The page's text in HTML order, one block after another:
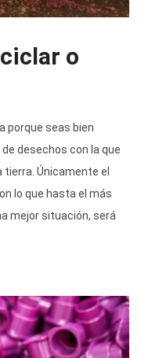
o
porque seas bien
desechos con la que
Únicamente el
lo que hasta el más
mejor situación, será